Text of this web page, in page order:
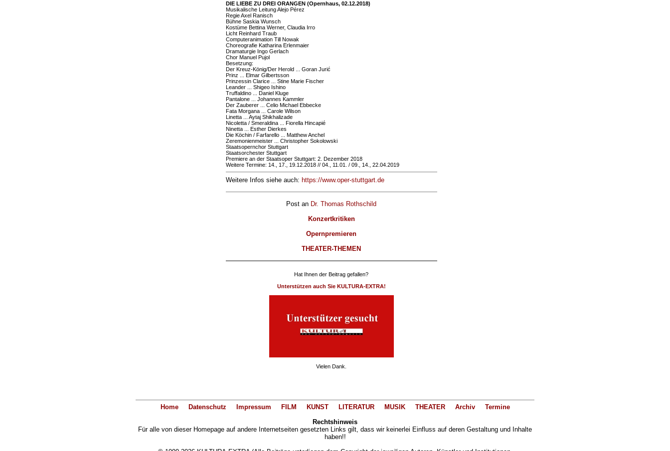
DIE LIEBE ZU DREI ORANGEN (Opernhaus, 02.12.2018)
Musikalische Leitung Alejo Pérez
Regie Axel Ranisch
Bühne Saskia Wunsch
Kostüme Bettina Werner, Claudia Irro
Licht Reinhard Traub
Computeranimation Till Nowak
Choreografie Katharina Erlenmaier
Dramaturgie Ingo Gerlach
Chor Manuel Pujol
Besetzung:
Der Kreuz-König/Der Herold ... Goran Jurić
Prinz ... Elmar Gilbertsson
Prinzessin Clarice ... Stine Marie Fischer
Leander ... Shigeo Ishino
Truffaldino ... Daniel Kluge
Pantalone ... Johannes Kammler
Der Zauberer ... Celio Michael Ebbecke
Fata Morgana ... Carole Wilson
Linetta ... Aytaj Shikhalizade
Nicoletta / Smeraldina ... Fiorella Hincapié
Ninetta ... Esther Dierkes
Die Köchin / Farfarello ... Matthew Anchel
Zeremonienmeister ... Christopher Sokolowski
Staatsopernchor Stuttgart
Staatsorchester Stuttgart
Premiere an der Staatsoper Stuttgart: 2. Dezember 2018
Weitere Termine: 14., 17., 19.12.2018 // 04., 11.01. / 09., 14., 22.04.2019
Weitere Infos siehe auch: https://www.oper-stuttgart.de
Post an Dr. Thomas Rothschild
Konzertkritiken
Opernpremieren
THEATER-THEMEN
Hat Ihnen der Beitrag gefallen?
Unterstützen auch Sie KULTURA-EXTRA!
Vielen Dank.
Home Datenschutz Impressum FILM KUNST LITERATUR MUSIK THEATER Archiv
Termine
Rechtshinweis
Für alle von dieser Homepage auf andere Internetseiten gesetzten Links gilt, dass wir keinerlei Einfluss auf deren Gestaltung und Inhalte
haben!!